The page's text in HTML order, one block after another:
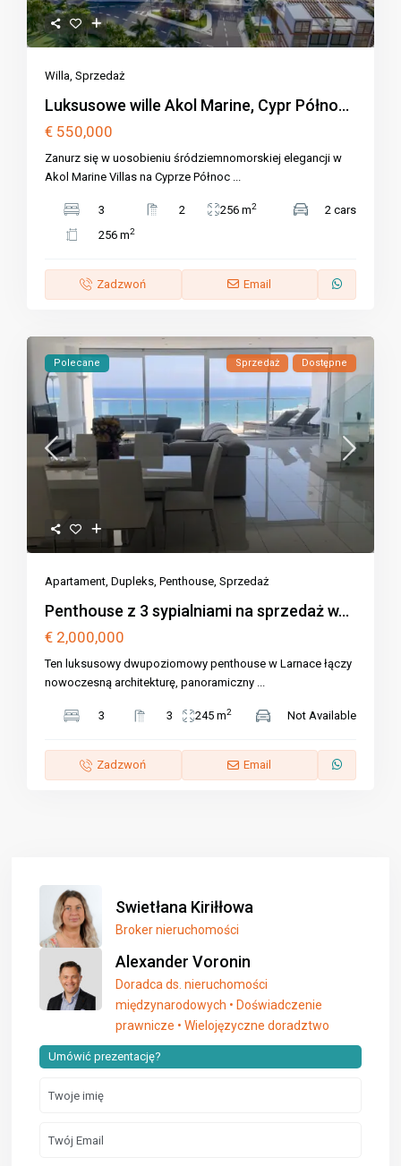
Willa ,Sprzedaż
Luksusowe wille Akol Marine, Cypr Półno...
€ 550,000
Zanurz się w uosobieniu śródziemnomorskiej elegancji w
Akol Marine Villas na Cyprze Północ
3 2 256 m2
2 cars
256 m2
Zadzwoń Email
Polecane Sprzedaż Dostępne
Apartament,Dupleks,Penthouse,Sprzedaż
Penthouse z 3 sypialniami na sprzedaż w...
€ 2,000,000
Ten luksusowy dwupoziomowy penthouse w Larnace łączy
nowoczesną architekturę, panoramiczny ...
3 3 245 m2 Not Available
Zadzwoń Email
Swietłana Kiriłłowa
Broker nieruchomości
Alexander Voronin
Doradca ds. nieruchomości
międzynarodowych • Doświadczenie
prawnicze • Wielojęzyczne doradztwo
Umówić prezentację?